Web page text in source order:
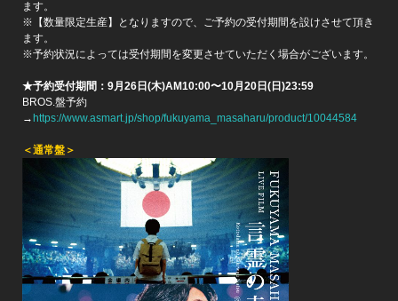
ます。
※【数量限定生産】となりますので、ご予約の受付期間を設けさせて頂き
ます。
※予約状況によっては受付期間を変更させていただく場合がございます。
★予約受付期間：9月26日(木)AM10:00〜10月20日(日)23:59
BROS.盤予約
→ https://www.asmart.jp/shop/fukuyama_masaharu/product/10044584
＜通常盤＞